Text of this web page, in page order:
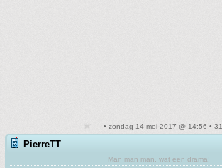
• zondag 14 mei 2017 @ 14:56 • 31
PierreTT
Man man man, wat een drama!